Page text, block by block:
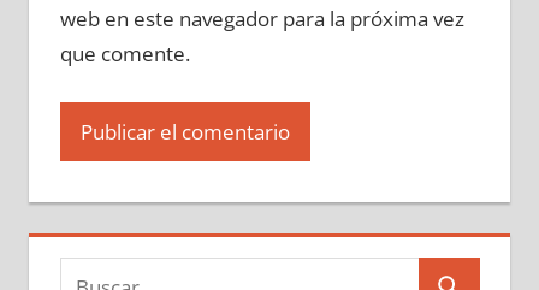
web en este navegador para la próxima vez
que comente.